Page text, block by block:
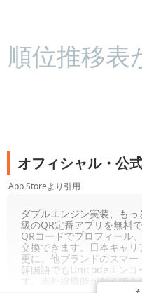
順位推移表
オフィシャル・公
App Storeより引用
ダブルエンジン実装、も
級のQR定番アプリを無料
QRコードでプロフィール
交換できます。日本キャリ
更に、他ブランドのスマ
韓国語でもUnicodeエンコ
す。赤外線機能がなくで